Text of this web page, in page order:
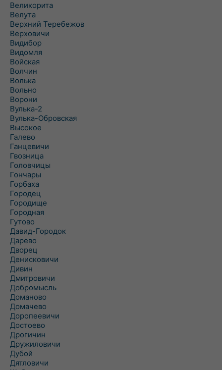
Великорита
Велута
Верхний Теребежов
Верховичи
Видибор
Видомля
Войская
Волчин
Волька
Вольно
Ворони
Вулька-2
Вулька-Обровская
Высокое
Галево
Ганцевичи
Гвозница
Головчицы
Гончары
Горбаха
Городец
Городище
Городная
Гутово
Давид-Городок
Дарево
Дворец
Денисковичи
Дивин
Дмитровичи
Добромысль
Доманово
Домачево
Доропеевичи
Достоево
Дрогичин
Дружиловичи
Дубой
Дятловичи